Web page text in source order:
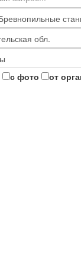
с фото от